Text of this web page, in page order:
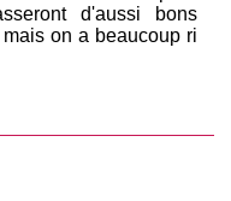
d'aussi bons
on a beaucoup ri